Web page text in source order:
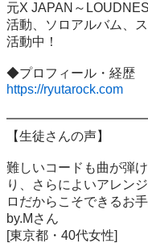
元X JAPAN～
活動、ソロアルバム、
活動中！
https://ryutarock.com
【生徒さんの声】
難しいコードも曲が弾
り、さらによいアレン
ロだからこそできるお
by.Mさん
[東京都・40代女性]